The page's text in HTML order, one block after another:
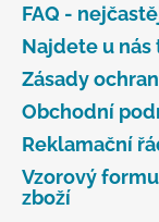
FAQ -
Najdete u nás
Zásady
Obchodní
Reklamační
Vzorový
zboží